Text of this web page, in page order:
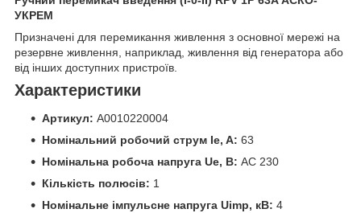
УКРЕМ
Призначені для перемикання живлення з основної мережі на
резервне живлення, наприклад, живлення від генератора або
від інших доступних пристроїв.
Характеристики
Артикул: A0010220004
Номінальний робочий струм Ie, A: 63
Номінальна робоча напруга Ue, В: AC 230
Кількість полюсів: 1
Номінальне імпульсне напруга Uimp, кВ: 4